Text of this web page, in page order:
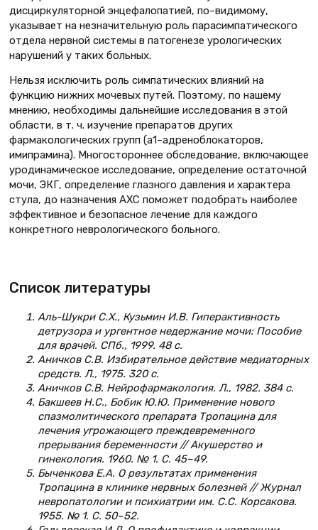
дисциркуляторной энцефалопатией, по–видимому,
указывает на незначительную роль парасимпатического
отдела нервной системы в патогенезе урологических
нарушений у таких больных.
Нельзя исключить роль симпатических влияний на
функцию нижних мочевых путей. Поэтому, по нашему
мнению, необходимы дальнейшие исследования в этой
области, в т. ч. изучение препаратов других
фармакологических групп (a1–адреноблокаторов,
имипрамина). Многостороннее обследование, включающее
уродинамическое исследование, определение остаточной
мочи, ЭКГ, определение глазного давления и характера
стула, до назначения АХС поможет подобрать наиболее
эффективное и безопасное лечение для каждого
конкретного неврологического больного.
Список литературы
Аль-Шукри С.Х., Кузьмин И.В. Гиперактивность
детрузора и ургентное недержание мочи: Пособие
для врачей. СПб., 1999. 48 с.
Аничков С.В. Избирательное действие медиаторных
средств. Л., 1975. 320 с.
Аничков С.В. Нейрофармакология. Л., 1982. 384 с.
Бакшеев Н.С., Бобик Ю.Ю. Применение нового
спазмолитического препарата Тропацина для
лечения угрожающего преждевременного
прерывания беременности // Акушерство и
гинекология. 1960. № 1. С. 45–49.
Быченкова Е.А. О результатах применения
Тропацина в клинике нервных болезней // Журнал
невропатологии и психиатрии им. С.С. Корсакова.
1955. № 1. С. 50–52.